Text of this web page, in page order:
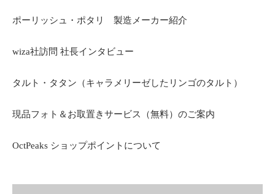
ポーリッシュ・ポタリ 製造メーカー紹介
wiza社訪問 社長インタビュー
タルト・タタン（キャラメリーゼしたリンゴのタルト）
現品フォト＆お取置きサービス（無料）のご案内
OctPeaks ショップポイントについて